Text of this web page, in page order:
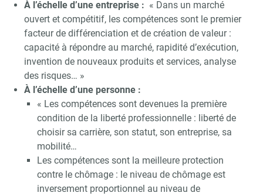
À l’échelle d’une entreprise : « Dans un marché
ouvert et compétitif, les compétences sont le premier
facteur de différenciation et de création de valeur :
capacité à répondre au marché, rapidité d’exécution,
invention de nouveaux produits et services, analyse
des risques… »
À l’échelle d’une personne :
« Les compétences sont devenues la première
condition de la liberté professionnelle : liberté de
choisir sa carrière, son statut, son entreprise, sa
mobilité…
Les compétences sont la meilleure protection
contre le chômage : le niveau de chômage est
inversement proportionnel au niveau de